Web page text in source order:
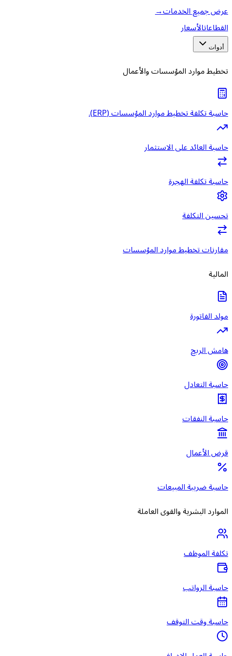
عرض جميع الخدمات→
القطاعاتالأسعار
أدوات
تخطيط موارد المؤسسات والأعمال
حاسبة تكلفة تخطيط موارد المؤسسات (ERP).
حاسبة العائد على الاستثمار
حاسبة تكلفة الهجرة
تحسين التكلفة
مقارنات تخطيط موارد المؤسسات
المالية
مولد الفاتورة
هامش الربح
حاسبة التعادل
حاسبة النفقات
قرض الأعمال
حاسبة ضريبة المبيعات
الموارد البشرية والقوى العاملة
تكلفة الموظف
حاسبة الرواتب
حاسبة وقت التوقف